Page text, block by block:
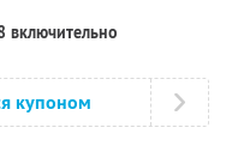
включительно
купоном